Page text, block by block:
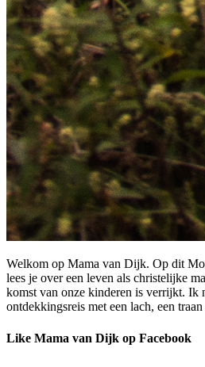
Welkom op Mama van Dijk. Op dit
lees je over een leven als christelijke
komst van onze kinderen is verrijkt. Ik
ontdekkingsreis met een lach, een
Like Mama van Dijk op Facebook